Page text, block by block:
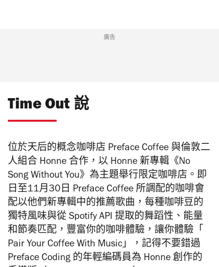
廣告
Time Out 說
位於天后的概念咖啡店 Preface Coffee 與倫敦二
人組合 Honne 合作，以 Honne 新專輯《No
Song Without You》為主題舉行限定咖啡店。即
日至11月30日 Preface Coffee 所調配的咖啡會
配以他們新專輯中的推薦歌曲，每種咖啡豆的
獨特風味與從 Spotify API 提取的舞蹈性、能量
和節奏匹配，豐富你的咖啡體驗，讓你體驗「
Pair Your Coffee With Music」，記得不要錯過
Preface Coding 的年輕編碼員為 Honne 創作的